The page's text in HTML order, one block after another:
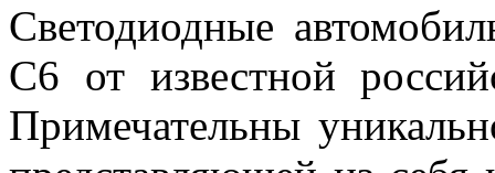
Светодиодные
C6 от известной
Примечательны